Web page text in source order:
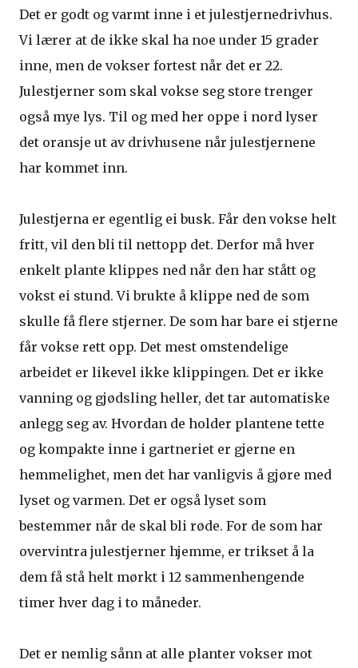
Det er godt og varmt inne i et julestjernedrivhus.
Vi lærer at de ikke skal ha noe under 15 grader
inne, men de vokser fortest når det er 22.
Julestjerner som skal vokse seg store trenger
også mye lys. Til og med her oppe i nord lyser
det oransje ut av drivhusene når julestjernene
har kommet inn.
Julestjerna er egentlig ei busk. Får den vokse helt
fritt, vil den bli til nettopp det. Derfor må hver
enkelt plante klippes ned når den har stått og
vokst ei stund. Vi brukte å klippe ned de som
skulle få flere stjerner. De som har bare ei stjerne
får vokse rett opp. Det mest omstendelige
arbeidet er likevel ikke klippingen. Det er ikke
vanning og gjødsling heller, det tar automatiske
anlegg seg av. Hvordan de holder plantene tette
og kompakte inne i gartneriet er gjerne en
hemmelighet, men det har vanligvis å gjøre med
lyset og varmen. Det er også lyset som
bestemmer når de skal bli røde. For de som har
overvintra julestjerner hjemme, er trikset å la
dem få stå helt mørkt i 12 sammenhengende
timer hver dag i to måneder.
Det er nemlig sånn at alle planter vokser mot